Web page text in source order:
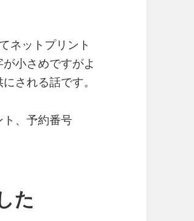
ネットプリント
小さめですがよ
される話です。
、予約番号
た